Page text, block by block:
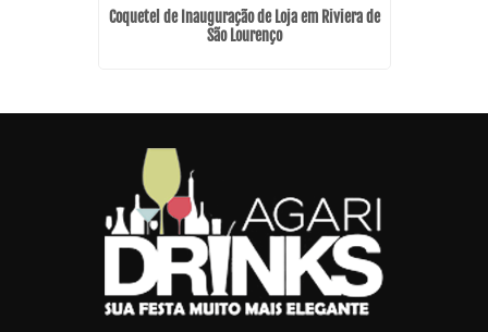
Coquetel de Inauguração de Loja em Riviera de
São Lourenço